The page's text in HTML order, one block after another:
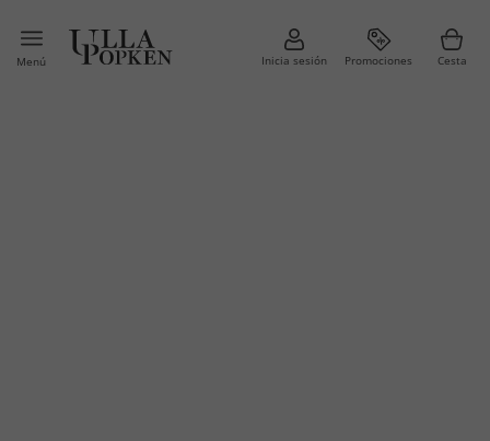
Menú Inicia sesión Promociones Cesta